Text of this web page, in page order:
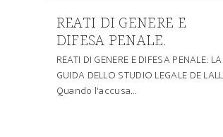
REATI DI GENERE E
DIFESA PENALE.
REATI DI GENERE E DIFESA PENALE: LA
GUIDA DELLO STUDIO LEGALE DE
Quando l'accusa…